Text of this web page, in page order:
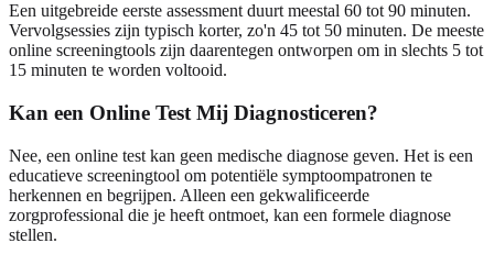
Een uitgebreide eerste assessment duurt meestal 60 tot 90 minuten.
Vervolgsessies zijn typisch korter, zo'n 45 tot 50 minuten. De meeste
online screeningtools zijn daarentegen ontworpen om in slechts 5 tot
15 minuten te worden voltooid.
Kan een Online Test Mij Diagnosticeren?
Nee, een online test kan geen medische diagnose geven. Het is een
educatieve screeningtool om potentiële symptoompatronen te
herkennen en begrijpen. Alleen een gekwalificeerde
zorgprofessional die je heeft ontmoet, kan een formele diagnose
stellen.